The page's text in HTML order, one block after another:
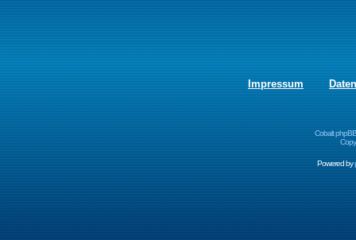
Impressum
Cobalt
Powered by